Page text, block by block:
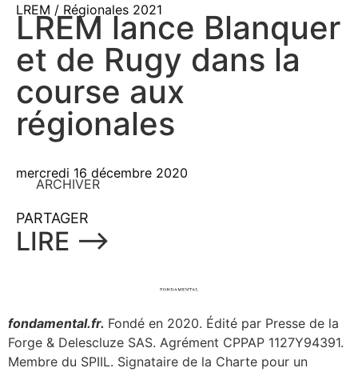
LREM / Régionales 2021
LREM lance Blanquer
et de Rugy dans la
course aux
régionales
mercredi 16 décembre 2020
ARCHIVER
PARTAGER
LIRE ⟶
fondamental.fr. Fondé en 2020. Édité par Presse de la
Forge & Delescluze SAS. Agrément CPPAP 1127Y94391.
Membre du SPIIL. Signataire de la Charte pour un